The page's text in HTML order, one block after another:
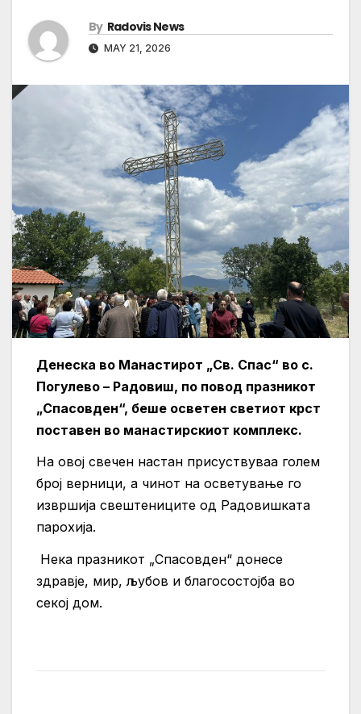
By Radovis News
MAY 21, 2026
Денеска во Манастирот „Св. Спас“ во с.
Погулево – Радовиш, по повод празникот
„Спасовден“, беше осветен светиот крст
поставен во манастирскиот комплекс.
На овој свечен настан присуствуваа голем
број верници, а чинот на осветување го
извршија свештениците од Радовишката
парохија.
Нека празникот „Спасовден“ донесе
здравје, мир, љубов и благосостојба во
секој дом.